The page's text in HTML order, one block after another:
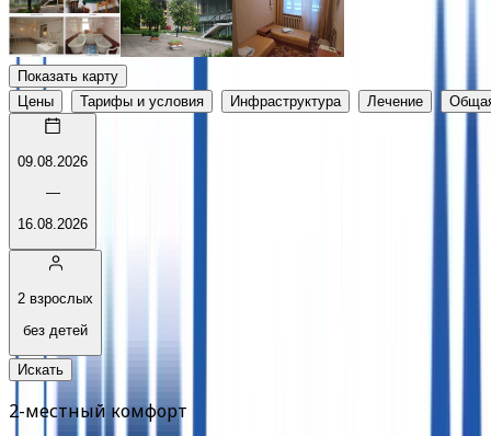
Показать карту
Цены
Тарифы и условия Инфраструктура Лечение
09.08.2026
—
16.08.2026
2 взрослых
без детей
Искать
2-местный комфорт